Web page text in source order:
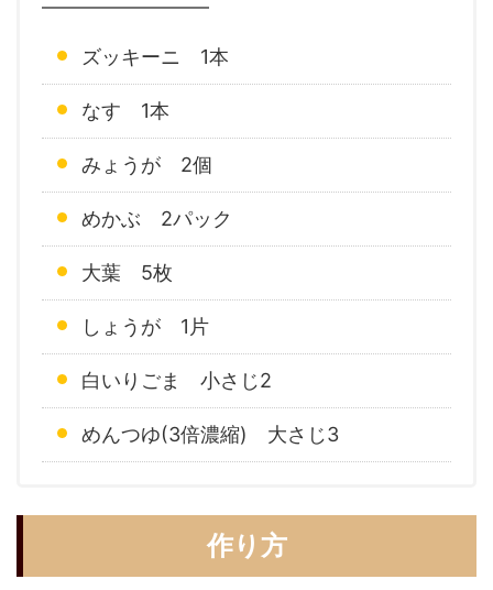
ズッキーニ 1本
なす 1本
みょうが 2個
めかぶ 2パック
大葉 5枚
しょうが 1片
白いりごま 小さじ2
めんつゆ(3倍濃縮) 大さじ3
作り方